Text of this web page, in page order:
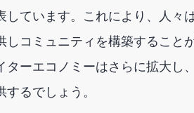
ています。これにより、人々
コミュニティを構築すること
ターエコノミーはさらに拡大し
るでしょう。